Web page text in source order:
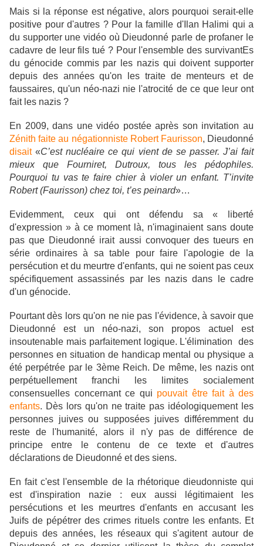
Mais si la réponse est négative, alors pourquoi serait-elle
positive pour d'autres ? Pour la famille d'Ilan Halimi qui a
du supporter une vidéo où Dieudonné parle de profaner le
cadavre de leur fils tué ? Pour l'ensemble des survivantEs
du génocide commis par les nazis qui doivent supporter
depuis des années qu'on les traite de menteurs et de
faussaires, qu'un néo-nazi nie l'atrocité de ce que leur ont
fait les nazis ?
En 2009, dans une vidéo postée après son invitation au
Zénith faite au négationniste Robert Faurisson, Dieudonné
disait«C’est nucléaire ce qui vient de se passer. J’ai fait
mieux que Fourniret, Dutroux, tous les pédophiles.
Pourquoi tu vas te faire chier à violer un enfant. T’invite
Robert (Faurisson) chez toi, t’es peinard»…
Evidemment, ceux qui ont défendu sa « liberté
d'expression » à ce moment là, n'imaginaient sans doute
pas que Dieudonné irait aussi convoquer des tueurs en
série ordinaires à sa table pour faire l'apologie de la
persécution et du meurtre d'enfants, qui ne soient pas ceux
spécifiquement assassinés par les nazis dans le cadre
d'un génocide.
Pourtant dès lors qu'on ne nie pas l'évidence, à savoir que
Dieudonné est un néo-nazi, son propos actuel est
insoutenable mais parfaitement logique. L'élimination des
personnes en situation de handicap mental ou physique a
été perpétrée par le 3ème Reich. De même, les nazis ont
perpétuellement franchi les limites socialement
consensuelles concernant ce qui pouvait être fait à des
enfants. Dès lors qu'on ne traite pas idéologiquement les
personnes juives ou supposées juives différemment du
reste de l'humanité, alors il n'y pas de différence de
principe entre le contenu de ce texte et d'autres
déclarations de Dieudonné et des siens.
En fait c'est l'ensemble de la rhétorique dieudonniste qui
est d'inspiration nazie : eux aussi légitimaient les
persécutions et les meurtres d'enfants en accusant les
Juifs de pépétrer des crimes rituels contre les enfants. Et
depuis des années, les réseaux qui s'agitent autour de